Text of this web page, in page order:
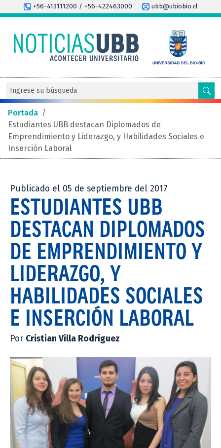
+56-413111200 / +56-422463000 ubb@ubiobio.cl
Portada /
Estudiantes UBB destacan Diplomados de
Emprendimiento y Liderazgo, y Habilidades Sociales e
Inserción Laboral
Publicado el 05 de septiembre del 2017
ESTUDIANTES UBB
DESTACAN DIPLOMADOS
DE EMPRENDIMIENTO Y
LIDERAZGO, Y
HABILIDADES SOCIALES
E INSERCIÓN LABORAL
Por Cristian Villa Rodríguez